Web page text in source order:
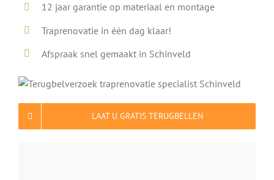
12 jaar garantie op materiaal en montage
Traprenovatie in één dag klaar!
Afspraak snel gemaakt in Schinveld
LAAT U GRATIS TERUGBELLEN